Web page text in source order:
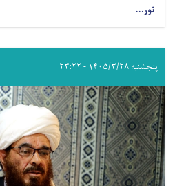
نور...
پنجشنبه ۱۴۰۵/۳/۲۸ - ۲۳:۲۲